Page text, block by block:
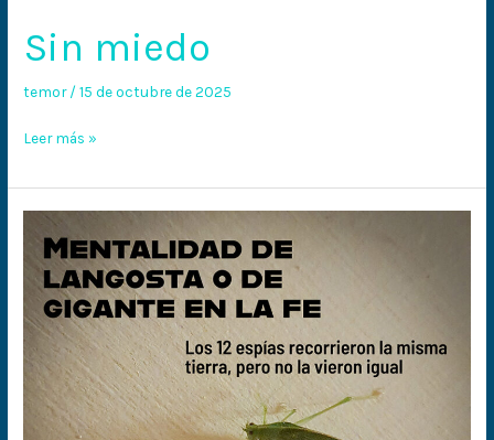
Sin miedo
temor/15 de octubre de 2025
Leer más »
Mentalidad
langosta